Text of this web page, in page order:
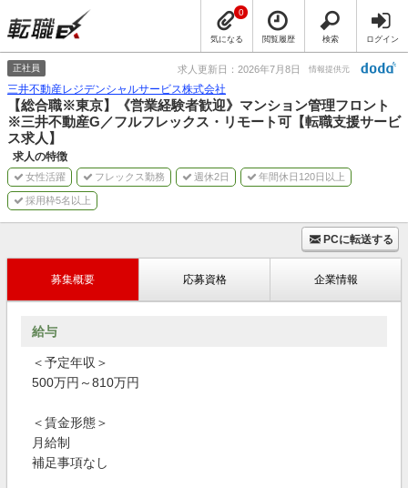
気になる
0
閲覧履歴 検索 ログイン
正社員 求人更新日：2026年7月8日 情報提供元
三井不動産レジデンシャルサービス株式会社
【総合職※東京】《営業経験者歓迎》マンション管理フロント
※三井不動産G／フルフレックス・リモート可【転職支援サービ
ス求人】
求人の特徴
女性活躍 フレックス勤務 週休2日 年間休日120日以上
採用枠5名以上
PCに転送する
募集概要 応募資格 企業情報
給与
＜予定年収＞
500万円～810万円
＜賃金形態＞
月給制
補足事項なし